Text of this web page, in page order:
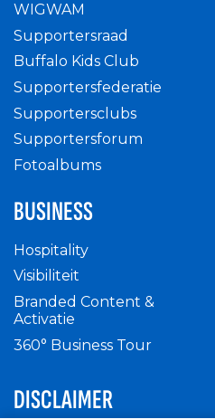
WIGWAM
Supportersraad
Buffalo Kids Club
Supportersfederatie
Supportersclubs
Supportersforum
Fotoalbums
BUSINESS
Hospitality
Visibiliteit
Branded Content &
Activatie
360° Business Tour
DISCLAIMER